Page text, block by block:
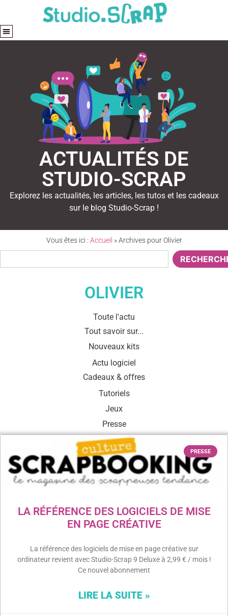
ACTUALITÉS DE
STUDIO-SCRAP
Explorez les actualités, les articles, les tutos et les cadeaux
sur le blog Studio-Scrap !
Vous êtes ici : Accueil »Archives pour Olivier
OLIVIER
Toute l'actu
Tout savoir sur...
Nouveaux kits
Actu logiciel
Cadeaux & offres
Tutoriels
Jeux
Presse
PRESSE
LA RÉFÉRENCE DES LOGICIELS DE MISE
EN PAGE CRÉATIVE
La référence des logiciels de mise en page créative sur
ordinateur revient avec Studio-Scrap 9 Deluxe à 2,99 € / mois !
Ce nouvel abonnement
LIRE LA SUITE »